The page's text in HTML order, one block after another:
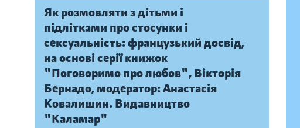
Як розмовляти з дітьми і
підлітками про стосунки і
сексуальність: французький досвід,
на основі серії книжок
"Поговоримо про любов", Вікторія
Бернадо, модератор: Анастасія
Ковалишин. Видавництво
"Каламар"